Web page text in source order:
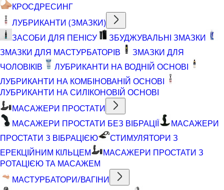
КРОСДРЕСИНГ
ЛУБРИКАНТИ (ЗМАЗКИ)
ЗАСОБИ ДЛЯ ПЕНІСУ
ЗБУДЖУВАЛЬНІ ЗМАЗКИ
ЗМАЗКИ ДЛЯ МАСТУРБАТОРІВ
ЗМАЗКИ ДЛЯ
ЧОЛОВІКІВ
ЛУБРИКАНТИ НА ВОДНІЙ ОСНОВІ
ЛУБРИКАНТИ НА КОМБІНОВАНІЙ ОСНОВІ
ЛУБРИКАНТИ НА СИЛІКОНОВІЙ ОСНОВІ
МАСАЖЕРИ ПРОСТАТИ
МАСАЖЕРИ ПРОСТАТИ БЕЗ ВІБРАЦІЇ
МАСАЖЕРИ
ПРОСТАТИ З ВІБРАЦІЄЮ
СТИМУЛЯТОРИ З
ЕРЕКЦІЙНИМ КІЛЬЦЕМ
МАСАЖЕРИ ПРОСТАТИ З
РОТАЦІЄЮ ТА МАСАЖЕМ
МАСТУРБАТОРИ/ВАГІНИ